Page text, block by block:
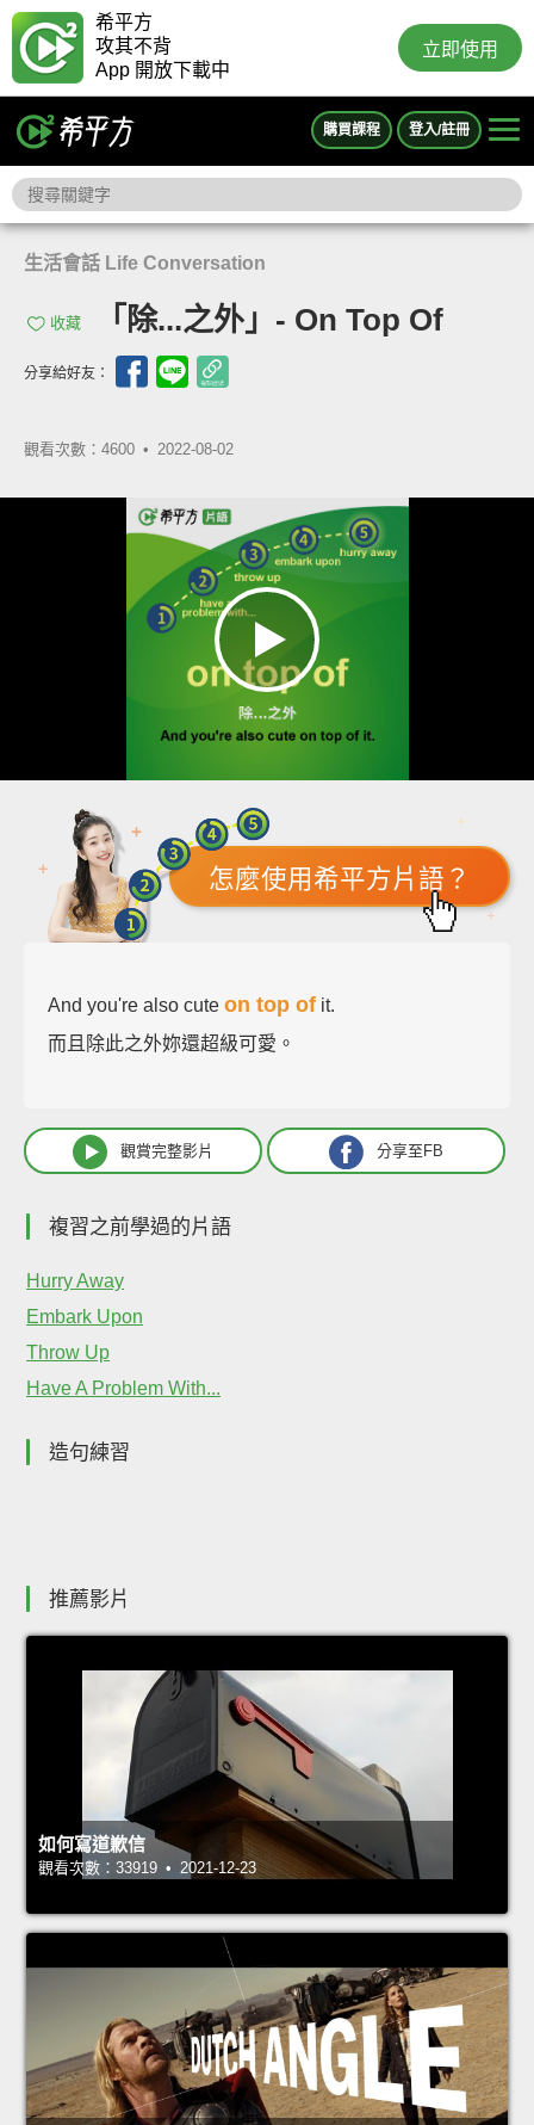
希平方
攻其不背
App 開放下載中
立即使用
購買課程 登入/註冊
生活會話 Life Conversation
收藏 「除...之外」- On Top Of
分享給好友：
觀看次數：4600 • 2022-08-02
怎麼使用希平方片語？
And you're also cute on top of it.
而且除此之外妳還超級可愛。
觀賞完整影片 分享至FB
複習之前學過的片語
Hurry Away
Embark Upon
Throw Up
Have A Problem With...
造句練習
推薦影片
如何寫道歉信
觀看次數：33919 • 2021-12-23